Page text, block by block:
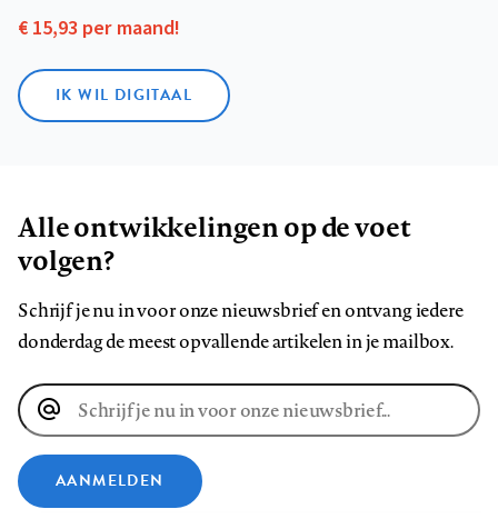
€ 15,93 per maand!
IK WIL DIGITAAL
Alle ontwikkelingen op de voet
volgen?
Schrijf je nu in voor onze nieuwsbrief en ontvang iedere
donderdag de meest opvallende artikelen in je mailbox.
E-
mailadres
AANMELDEN